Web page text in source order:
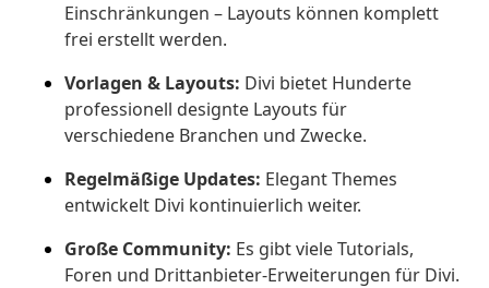
Einschränkungen – Layouts können komplett
frei erstellt werden.
Vorlagen & Layouts: Divi bietet Hunderte
professionell designte Layouts für
verschiedene Branchen und Zwecke.
Regelmäßige Updates: Elegant Themes
entwickelt Divi kontinuierlich weiter.
Große Community: Es gibt viele Tutorials,
Foren und Drittanbieter-Erweiterungen für Divi.